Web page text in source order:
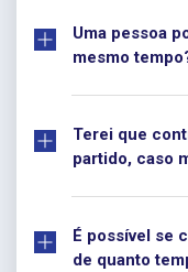
Uma pessoa
mesmo
Terei que
partido, caso
É possível se
de quanto